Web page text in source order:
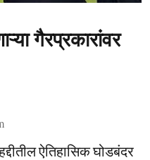
गैरप्रकारांवर
ऐतिहासिक घोडबंदर